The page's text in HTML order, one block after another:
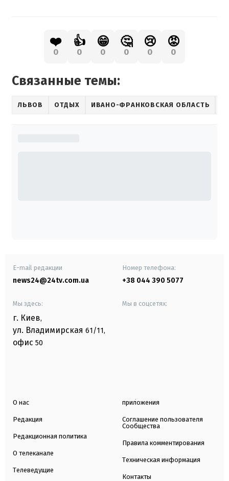
❤️
0
👍
0
😁
0
🤔
0
😢
0
😡
0
Связанные темы:
ЛЬВОВ ОТДЫХ ИВАНО-ФРАНКОВСКАЯ ОБЛАСТЬ
E-mail редакции
news24@24tv.com.ua
Номер телефона:
+38 044 390 5077
Мы здесь:
г. Киев,
ул. Владимирская 61/11,
офис 50
Мы в соцсетях:
О нас
Редакция
Редакционная политика
О телеканале
Телеведущие
приложения
Соглашение пользователя
Сообщества
Правила комментирования
Техническая информация
Контакты